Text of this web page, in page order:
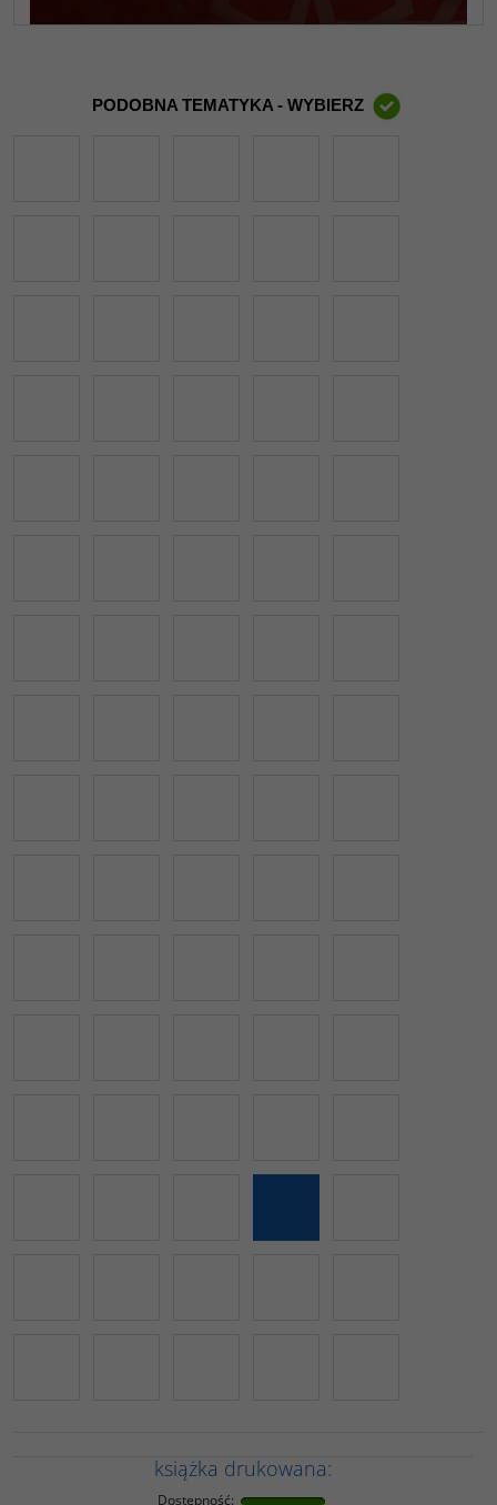
PODOBNA TEMATYKA - WYBIERZ
książka drukowana:
Dostępność: